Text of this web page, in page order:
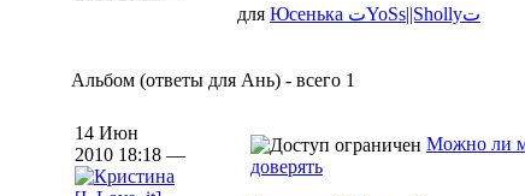
для Юсенька تYoSs||Shollyت
Альбом (ответы для Ань) - всего 1
14 Июн
2010 18:18 —
Можно ли
доверять